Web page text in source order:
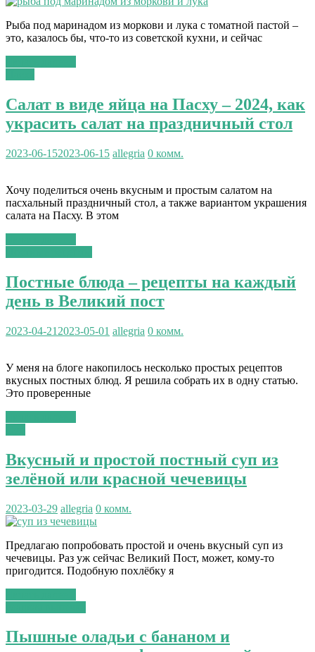
Рыба под маринадом из моркови и лука с томатной пастой –
это, казалось бы, что-то из советской кухни, и сейчас
Салат в виде яйца на Пасху – 2024, как
украсить салат на праздничный стол
2023-06-152023-06-15 allegria 0 комм.
Хочу поделиться очень вкусным и простым салатом на
пасхальный праздничный стол, а также вариантом украшения
салата на Пасху. В этом
Постные блюда – рецепты на каждый
день в Великий пост
2023-04-21 2023-05-01 allegria 0 комм.
У меня на блоге накопилось несколько простых рецептов
вкусных постных блюд. Я решила собрать их в одну статью.
Это проверенные
Вкусный и простой постный суп из
зелёной или красной чечевицы
2023-03-29 allegria 0 комм.
Предлагаю попробовать простой и очень вкусный суп из
чечевицы. Раз уж сейчас Великий Пост, может, кому-то
пригодится. Подобную похлёбку я
Пышные оладьи с бананом и